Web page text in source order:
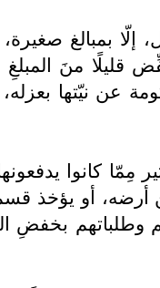
بمبالغ صغيرة،
قليلًا منَ
نيّتها بعزله،
كانوا
أو يؤخذ
بخفضِ